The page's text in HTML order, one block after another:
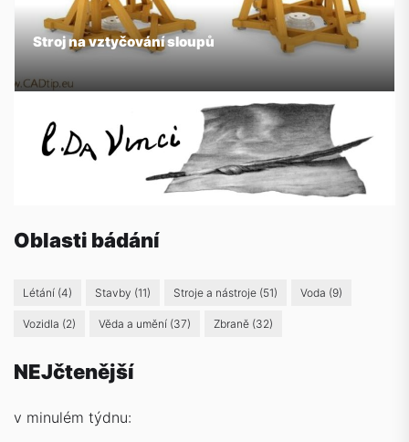
Stroj na vztyčování sloupů
Oblasti bádání
Létání (4) Stavby (11) Stroje a nástroje (51) Voda (9)
Vozidla (2) Věda a umění (37) Zbraně (32)
NEJčtenější
v minulém týdnu: